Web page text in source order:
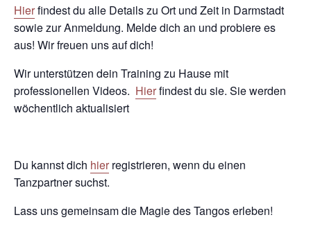
Hierfindest du alle Details zu Ort und Zeit in Darmstadt
sowie zur Anmeldung. Melde dich an und probiere es
aus! Wir freuen uns auf dich!
Wir unterstützen dein Training zu Hause mit
professionellen Videos. Hierfindest du sie. Sie werden
wöchentlich aktualisiert
Du kannst dich hier registrieren, wenn du einen
Tanzpartner suchst.
Lass uns gemeinsam die Magie des Tangos erleben!